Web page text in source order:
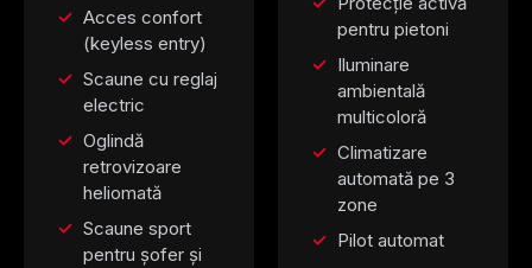
Acces confort
(keyless entry)
Scaune cu reglaj
electric
Oglindă
retrovizoare
heliomată
Scaune sport
pentru șofer și
pentru pietoni
Iluminare
ambientală
multicoloră
Climatizare
automată pe 3
zone
Pilot automat